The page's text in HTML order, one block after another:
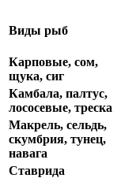
Виды рыб
Карповые, сом,
щука, сиг
Камбала, палтус,
лососевые, треска
Макрель, сельдь,
скумбрия, тунец,
навага
Ставрида